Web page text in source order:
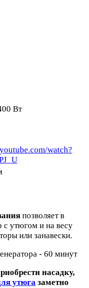
Вт
watch?
позволяет в
с утюгом и на весу
или занавески.
- 60 минут
насадку,
утюга заметно